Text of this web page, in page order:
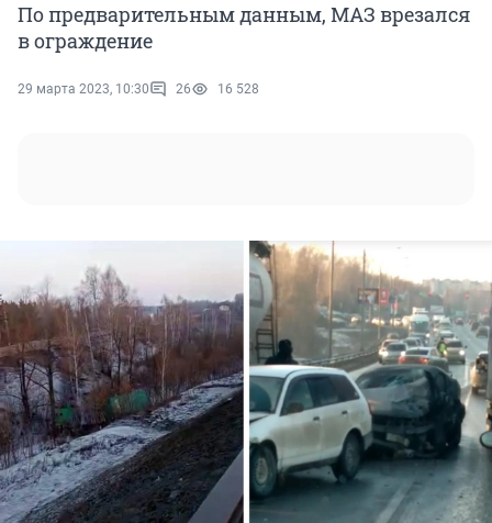
По предварительным данным, МАЗ врезался
в ограждение
29 марта 2023, 10:30 26 16 528